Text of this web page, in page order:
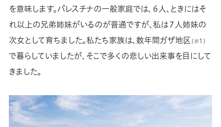
を意味します。パレスチナの一般家庭では、６人、ときにはそ
れ以上の兄弟姉妹がいるのが普通ですが、私は７人姉妹の
次女として育ちました。私たち家族は、数年間ガザ地区（※１）
で暮らしていましたが、そこで多くの悲しい出来事を目にして
きました。